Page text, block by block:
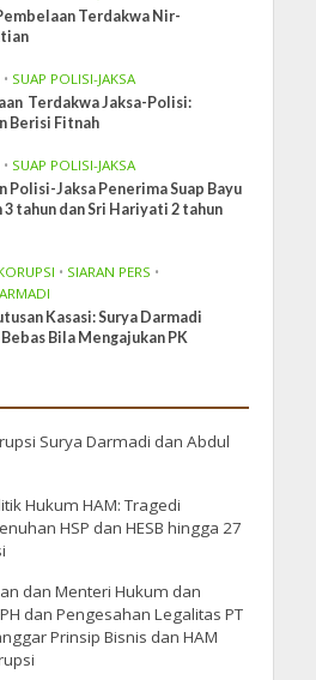
Terdakwa Nir-
• SUAP POLISI-JAKSA
Terdakwa Jaksa-Polisi:
Berisi Fitnah
• SUAP POLISI-JAKSA
Polisi-Jaksa Penerima Suap Bayu
tahun dan Sri Hariyati 2 tahun
• SIARAN PERS •
Kasasi: Surya Darmadi
Bila Mengajukan PK
Surya Darmadi dan Abdul
Hukum HAM: Tragedi
HSP dan HESB hingga 27
dan Menteri Hukum dan
dan Pengesahan Legalitas PT
Prinsip Bisnis dan HAM